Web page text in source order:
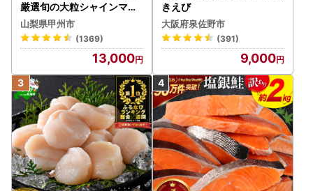
厳選旬の大粒シャインマス
カット 約1.3kg 2～3房【2
026年発送】（MG）B12-
472 FN-Limited-VO シャ
インマスカット フルーツ
山梨県甲州市
(1369)
13,000
きえび
大阪府泉佐野市
(391)
9,000